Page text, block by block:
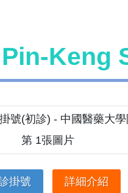
Keng
掛號 詳細介紹